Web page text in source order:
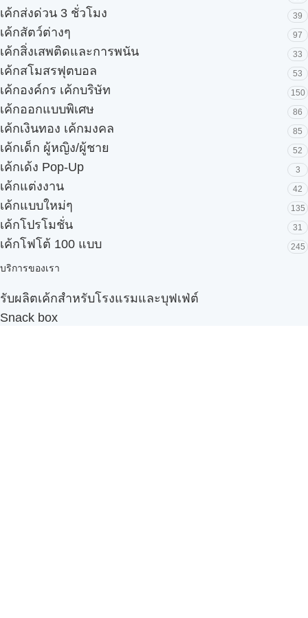
เค้กส่งด่วน 3 ชั่วโมง 39
เค้กสัตว์ต่างๆ 97
เค้กสิ่งเสพติดและการพนัน 33
เค้กสโมสรฟุตบอล 53
เค้กองค์กร เค้กบริษัท 150
เค้กออกแบบพิเศษ 86
เค้กเงินทอง เค้กมงคล 85
เค้กเด็ก ผู้หญิง/ผู้ชาย 52
เค้กเด้ง Pop-Up 3
เค้กแต่งงาน 42
เค้กแบบใหม่ๆ 135
เค้กโปรโมชั่น 31
เค้กโฟโต้ 100 แบบ 245
บริการของเรา
รับผลิตเค้กสำหรับโรงแรมและบุฟเฟ่ต์
Snack box